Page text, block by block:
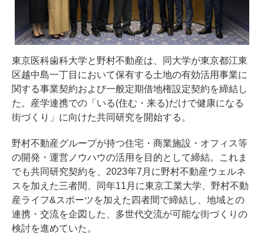
東京医科歯科大学と野村不動産は、同大学が東京都江東
区越中島一丁目において保有する土地の有効活用事業に
関する事業契約および一般定期借地権設定契約を締結し
た。産学連携での「いる(住む・来る)だけで健康になる
街づくり」に向けた共同研究を開始する。
野村不動産グループが持つ住宅・商業施設・オフィス等
の開発・運営ノウハウの活用を目的として締結。これま
でも共同研究契約を、2023年7月に野村不動産ウェルネ
スを加えた三者間、同年11月に東京工業大学、野村不動
産ライフ&スポーツを加えた四者間で締結し、地域との
連携・交流を企図した、多世代交流が可能な街づくりの
検討を進めていた。